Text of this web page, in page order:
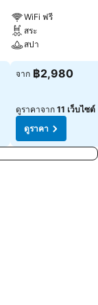
WiFi ฟรี
สระ
สปา
จาก ฿2,980
ดูราคาจาก 11 เว็บไซต์
ดูราคา